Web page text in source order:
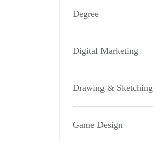
Degree
Digital Marketing
Drawing & Sketching
Game Design